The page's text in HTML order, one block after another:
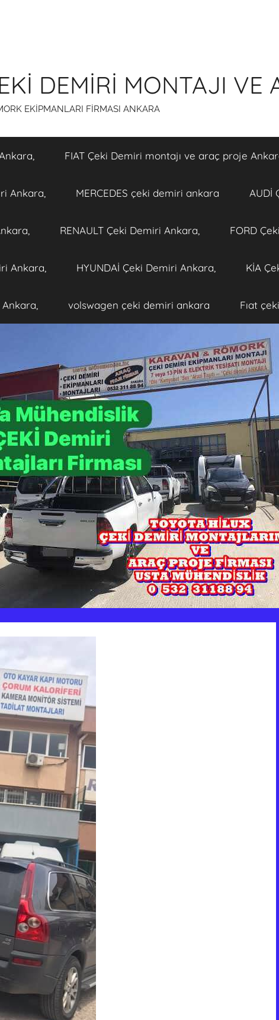
DEMİRİ MONTAJI VE
EKİPMANLARI FİRMASI ANKARA
FIAT Çeki Demiri montajı ve araç proje
Ankara, MERCEDES çeki demiri ankara AUDİ
RENAULT Çeki Demiri Ankara, FORD
Ankara, HYUNDAİ Çeki Demiri Ankara, KİA
volswagen çeki demiri ankara Fıat